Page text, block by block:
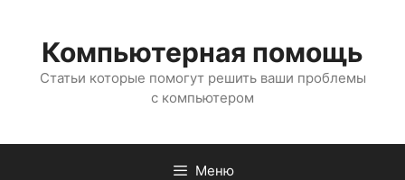
содержимому
Компьютерная помощь
Статьи которые помогут решить ваши проблемы
с компьютером
Меню